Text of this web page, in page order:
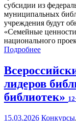
субсидии из
муниципальных
учреждения будут
«Семейные
национального
Подробнее
лидеров
библиотек»
15.03.2026 Конкурсы,